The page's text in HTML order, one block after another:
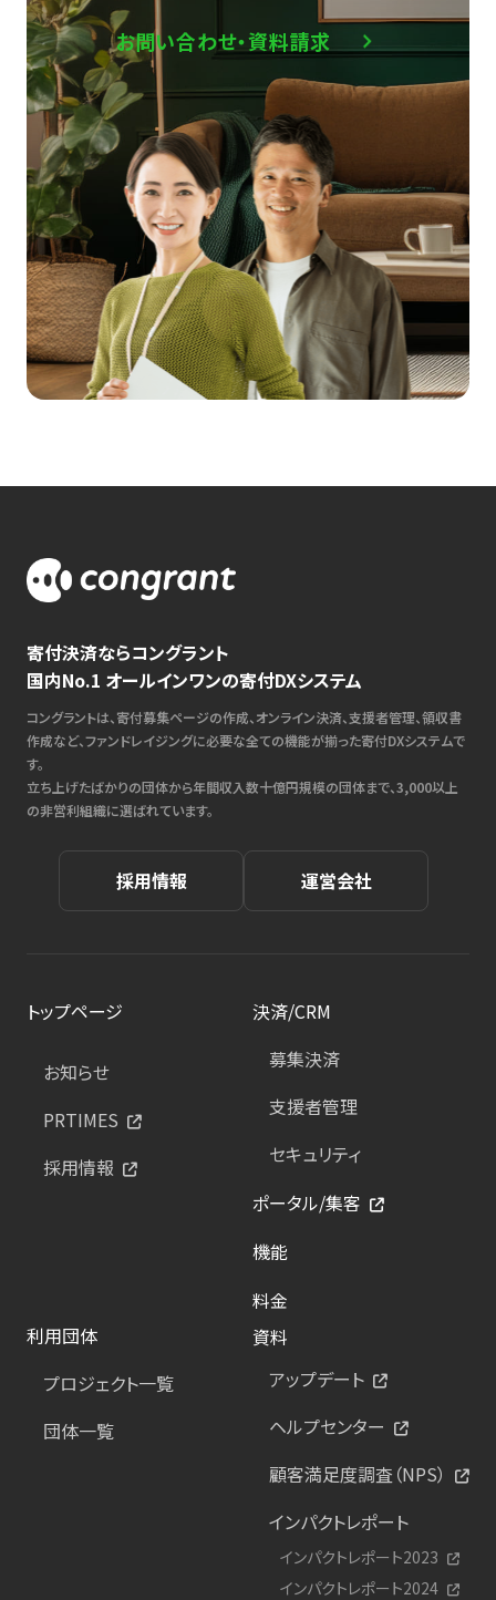
お問い合わせ・資料請求
寄付決済ならコングラント
国内No.1 オールインワンの寄付DXシステム
コングラントは、寄付募集ページの作成、オンライン決済、支援者管理、領収書
作成など、ファンドレイジングに必要な全ての機能が揃った寄付DXシステムで
す。
立ち上げたばかりの団体から年間収入数十億円規模の団体まで、3,000以上
の非営利組織に選ばれています。
採用情報 運営会社
トップページ
お知らせ
PRTIMES
採用情報
決済/CRM
募集決済
支援者管理
セキュリティ
ポータル/集客
機能
料金
利用団体
プロジェクト一覧
団体一覧
資料
アップデート
ヘルプセンター
顧客満足度調査（NPS）
インパクトレポート
インパクトレポート2023
インパクトレポート2024